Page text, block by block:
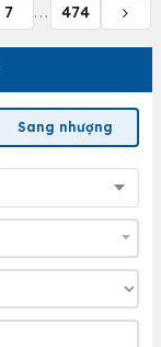
Sang nhượng
7 ... 474